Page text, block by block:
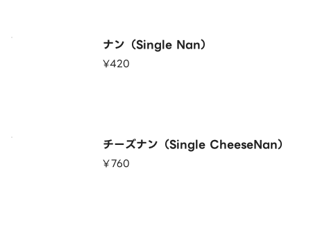
ナン（Single Nan）
¥420
チーズナン（Single CheeseNan）
¥760